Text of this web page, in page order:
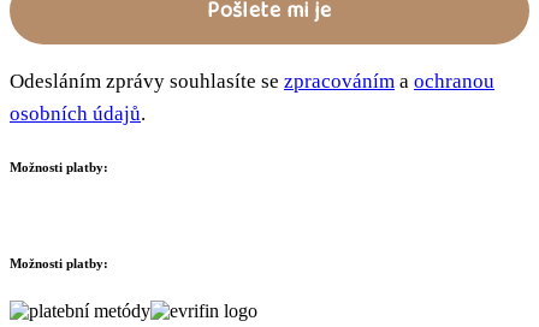
Odesláním zprávy souhlasíte se zpracováním a ochranou
osobních údajů.
Možnosti platby:
Možnosti platby: